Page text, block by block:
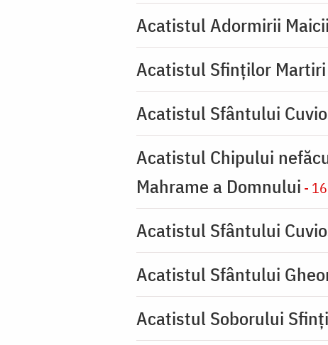
Acatistul Adormirii
Acatistul Sfinților
Acatistul Sfântului
Acatistul Chipului
Mahrame a Domnului -
Acatistul Sfântului
Acatistul Sfântului
Acatistul Soborului